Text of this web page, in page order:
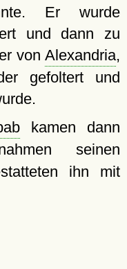
Er wurde
und dann zu
von Alexandria,
gefoltert und
kamen dann
seinen
ihn mit